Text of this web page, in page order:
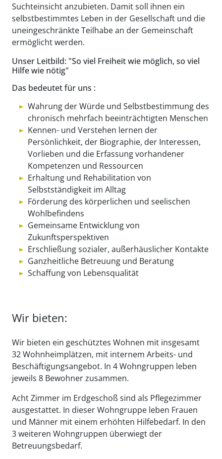
Suchteinsicht anzubieten. Damit soll ihnen ein
selbstbestimmtes Leben in der Gesellschaft und die
uneingeschränkte Teilhabe an der Gemeinschaft
ermöglicht werden.
Unser Leitbild: "So viel Freiheit wie möglich, so viel
Hilfe wie nötig"
Das bedeutet für uns :
Wahrung der Würde und Selbstbestimmung des
chronisch mehrfach beeinträchtigten Menschen
Kennen- und Verstehen lernen der
Persönlichkeit, der Biographie, der Interessen,
Vorlieben und die Erfassung vorhandener
Kompetenzen und Ressourcen
Erhaltung und Rehabilitation von
Selbstständigkeit im Alltag
Förderung des körperlichen und seelischen
Wohlbefindens
Gemeinsame Entwicklung von
Zukunftsperspektiven
Erschließung sozialer, außerhäuslicher Kontakte
Ganzheitliche Betreuung und Beratung
Schaffung von Lebensqualität
Wir bieten:
Wir bieten ein geschütztes Wohnen mit insgesamt
32 Wohnheimplätzen, mit internem Arbeits- und
Beschäftigungsangebot. In 4 Wohngruppen leben
jeweils 8 Bewohner zusammen.
Acht Zimmer im Erdgeschoß sind als Pflegezimmer
ausgestattet. In dieser Wohngruppe leben Frauen
und Männer mit einem erhöhten Hilfebedarf. In den
3 weiteren Wohngruppen überwiegt der
Betreuungsbedarf.